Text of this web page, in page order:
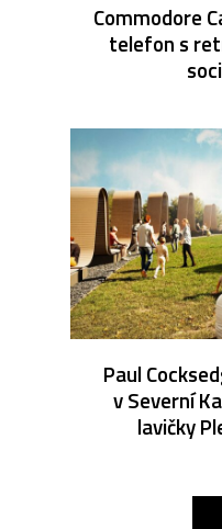
Commodore
telefon s
Paul
v Severní
lavičky